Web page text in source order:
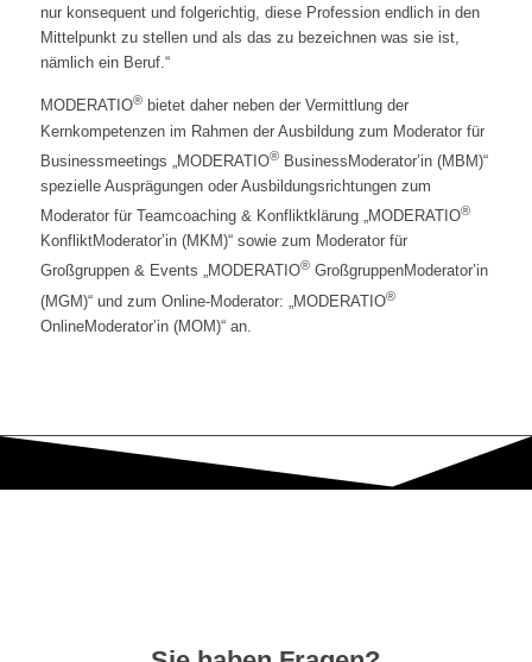
nur konsequent und folgerichtig, diese Profession endlich in den
Mittelpunkt zu stellen und als das zu bezeichnen was sie ist,
nämlich ein Beruf.“
MODERATIO®bietet daher neben der Vermittlung der
Kernkompetenzen im Rahmen der Ausbildung zum Moderator für
Businessmeetings „MODERATIO®BusinessModerator’in (MBM)“
spezielle Ausprägungen oder Ausbildungsrichtungen zum
Moderator für Teamcoaching & Konfliktklärung „MODERATIO®
KonfliktModerator’in (MKM)“ sowie zum Moderator für
Großgruppen & Events „MODERATIO®GroßgruppenModerator’in
(MGM)“ und zum Online-Moderator: „MODERATIO®
OnlineModerator’in (MOM)“ an.